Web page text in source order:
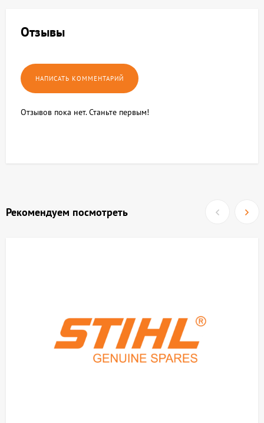
Отзывы
Отзывов пока нет. Станьте первым!
Рекомендуем посмотреть